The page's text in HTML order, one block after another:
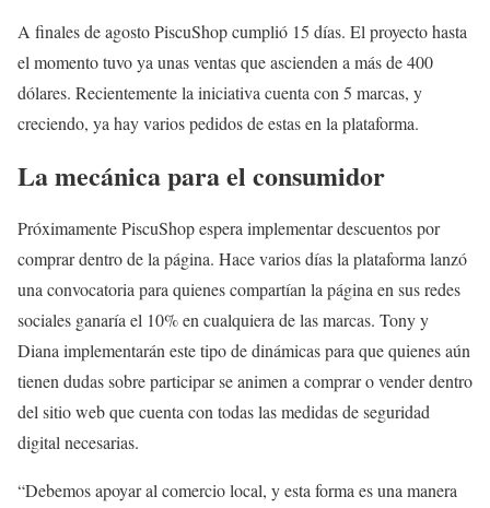
A finales de agosto PiscuShop cumplió 15 días. El proyecto hasta
el momento tuvo ya unas ventas que ascienden a más de 400
dólares. Recientemente la iniciativa cuenta con 5 marcas, y
creciendo, ya hay varios pedidos de estas en la plataforma.
La mecánica para el consumidor
Próximamente PiscuShop espera implementar descuentos por
comprar dentro de la página. Hace varios días la plataforma lanzó
una convocatoria para quienes compartían la página en sus redes
sociales ganaría el 10% en cualquiera de las marcas. Tony y
Diana implementarán este tipo de dinámicas para que quienes aún
tienen dudas sobre participar se animen a comprar o vender dentro
del sitio web que cuenta con todas las medidas de seguridad
digital necesarias.
“Debemos apoyar al comercio local, y esta forma es una manera